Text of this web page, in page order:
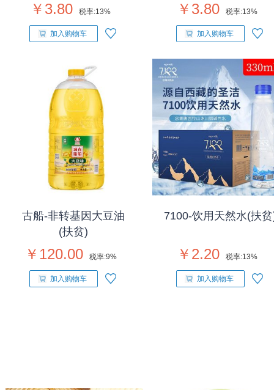
￥3.80 税率:13%
加入购物车
￥3.80 税率:13%
加入购物车
古船-非转基因大豆油
(扶贫)
￥120.00 税率:9%
加入购物车
7100-饮用天然水(扶
￥2.20 税率:13%
加入购物车